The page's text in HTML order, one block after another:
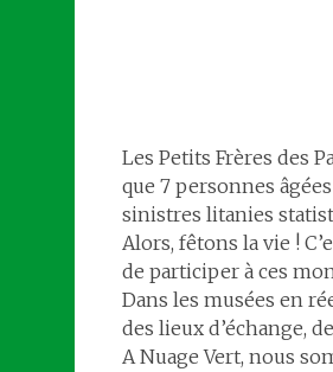
Les Petits Frères des
que 7 personnes
sinistres litanies
Alors, fêtons la vie !
de participer à ces
Dans les musées en
des lieux d’échange,
A Nuage Vert, nous